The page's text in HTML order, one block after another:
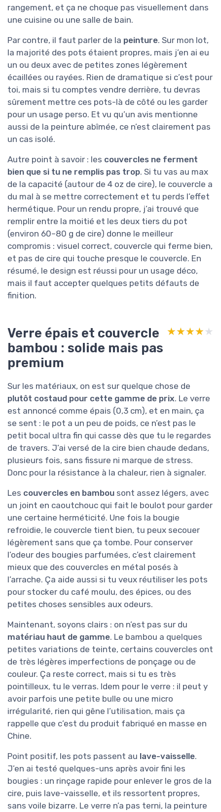
rangement, et ça ne choque pas visuellement dans
une cuisine ou une salle de bain.
Par contre, il faut parler de la peinture. Sur mon lot,
la majorité des pots étaient propres, mais j’en ai eu
un ou deux avec de petites zones légèrement
écaillées ou rayées. Rien de dramatique si c’est pour
toi, mais si tu comptes vendre derrière, tu devras
sûrement mettre ces pots-là de côté ou les garder
pour un usage perso. Et vu qu’un avis mentionne
aussi de la peinture abîmée, ce n’est clairement pas
un cas isolé.
Autre point à savoir : les couvercles ne ferment
bien que si tu ne remplis pas trop. Si tu vas au max
de la capacité (autour de 4 oz de cire), le couvercle a
du mal à se mettre correctement et tu perds l’effet
hermétique. Pour un rendu propre, j’ai trouvé que
remplir entre la moitié et les deux tiers du pot
(environ 60–80 g de cire) donne le meilleur
compromis : visuel correct, couvercle qui ferme bien,
et pas de cire qui touche presque le couvercle. En
résumé, le design est réussi pour un usage déco,
mais il faut accepter quelques petits défauts de
finition.
Verre épais et couvercle
bambou : solide mais pas
premium
★★★★★
★★★★★
Sur les matériaux, on est sur quelque chose de
plutôt costaud pour cette gamme de prix. Le verre
est annoncé comme épais (0,3 cm), et en main, ça
se sent : le pot a un peu de poids, ce n’est pas le
petit bocal ultra fin qui casse dès que tu le regardes
de travers. J’ai versé de la cire bien chaude dedans,
plusieurs fois, sans fissure ni marque de stress.
Donc pour la résistance à la chaleur, rien à signaler.
Les couvercles en bambou sont assez légers, avec
un joint en caoutchouc qui fait le boulot pour garder
une certaine herméticité. Une fois la bougie
refroidie, le couvercle tient bien, tu peux secouer
légèrement sans que ça tombe. Pour conserver
l’odeur des bougies parfumées, c’est clairement
mieux que des couvercles en métal posés à
l’arrache. Ça aide aussi si tu veux réutiliser les pots
pour stocker du café moulu, des épices, ou des
petites choses sensibles aux odeurs.
Maintenant, soyons clairs : on n’est pas sur du
matériau haut de gamme. Le bambou a quelques
petites variations de teinte, certains couvercles ont
de très légères imperfections de ponçage ou de
couleur. Ça reste correct, mais si tu es très
pointilleux, tu le verras. Idem pour le verre : il peut y
avoir parfois une petite bulle ou une micro
irrégularité, rien qui gêne l’utilisation, mais ça
rappelle que c’est du produit fabriqué en masse en
Chine.
Point positif, les pots passent au lave-vaisselle.
J’en ai testé quelques-uns après avoir fini les
bougies : un rinçage rapide pour enlever le gros de la
cire, puis lave-vaisselle, et ils ressortent propres,
sans voile bizarre. Le verre n’a pas terni, la peinture